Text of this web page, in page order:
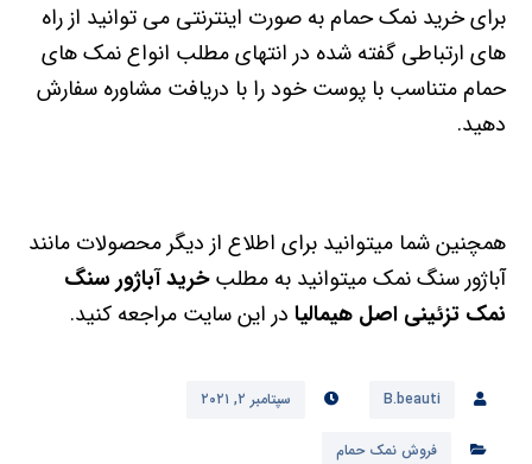
برای خرید نمک حمام به صورت اینترنتی می توانید از راه
های ارتباطی گفته شده در انتهای مطلب انواع نمک های
حمام متناسب با پوست خود را با دریافت مشاوره سفارش
دهید.
همچنین شما میتوانید برای اطلاع از دیگر محصولات مانند
آباژور سنگ نمک میتوانید به مطلبخرید آباژور سنگ
نمک تزئینی اصل هیمالیا در این سایت مراجعه کنید.
B.beauti سپتامبر ۲, ۲۰۲۱
فروش نمک حمام